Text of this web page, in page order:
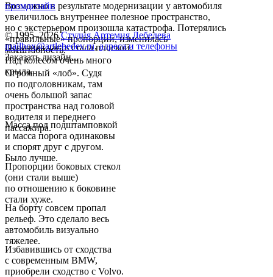
Возможно в результате модернизации у автомобиля
увеличилось внутреннее полезное пространство,
но с экстерьером произошла катастрофа. Потерялись
«правильные» пропорции, изменилась
масштабность.
Передняя часть стала плоской.
Над колесом очень много
крыла.
Огромный «лоб». Судя
по подголовникам, там
очень большой запас
пространства над головой
водителя и переднего
пассажира.
Масса под подштамповкой
и масса порога одинаковы
и спорят друг с другом.
Было лучше.
Пропорции боковых стекол
(они стали выше)
по отношению к боковине
стали хуже.
На борту совсем пропал
рельеф. Это сделало весь
автомобиль визуально
тяжелее.
Избавившись от сходства
с современным BMW,
приобрели сходство с Volvo.
промдизайн
© 1995–2026 Студия Артемия Лебедева
mailbox@artlebedev.ru, адреса и телефоны
Заказать дизайн...